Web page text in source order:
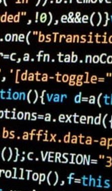
來取代真實環境資料。
收集或測量的資料。
境的資料。研究表明 在用於訓
的資料一樣好，甚至更好。